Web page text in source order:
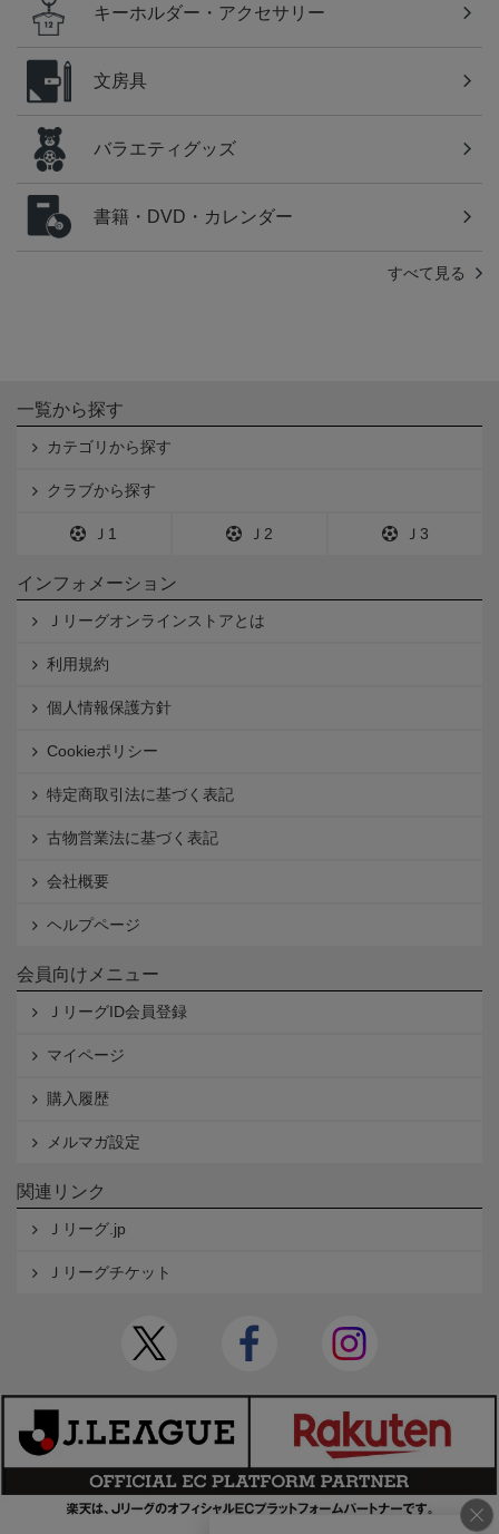
キーホルダー・アクセサリー
文房具
バラエティグッズ
書籍・DVD・カレンダー
すべて見る
一覧から探す
カテゴリから探す
クラブから探す
Ｊ1 Ｊ2 Ｊ3
インフォメーション
Ｊリーグオンラインストアとは
利用規約
個人情報保護方針
Cookieポリシー
特定商取引法に基づく表記
古物営業法に基づく表記
会社概要
ヘルプページ
会員向けメニュー
ＪリーグID会員登録
マイページ
購入履歴
メルマガ設定
関連リンク
Ｊリーグ.jp
Ｊリーグチケット